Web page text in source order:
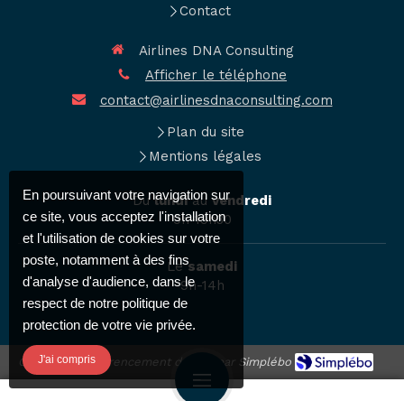
Contact
Airlines DNA Consulting
Afficher le téléphone
contact@airlinesdnaconsulting.com
Plan du site
Mentions légales
Dulundiauvendredi
9h-19h30
Lesamedi
9h-14h
Création et référencement du site par Simplébo
En poursuivant votre navigation sur
ce site, vous acceptez l'installation
et l'utilisation de cookies sur votre
poste, notamment à des fins
d'analyse d'audience, dans le
respect de notre politique de
protection de votre vie privée.
J'ai compris